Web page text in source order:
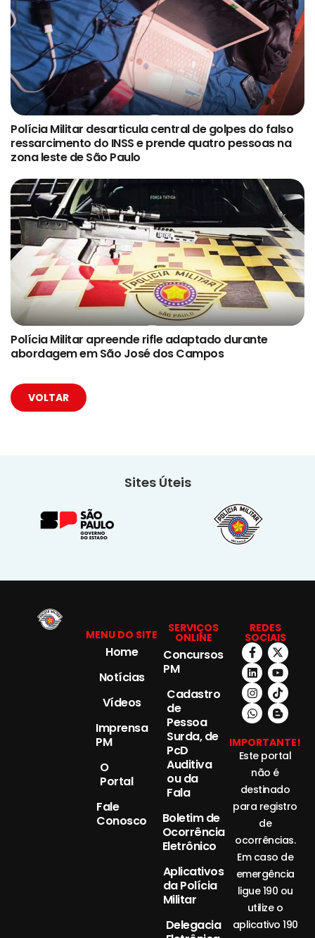
Polícia Militar desarticula central de golpes do falso
ressarcimento do INSS e prende quatro pessoas na
zona leste de São Paulo
Polícia Militar apreende rifle adaptado durante
abordagem em São José dos Campos
VOLTAR
Sites Úteis
MENU DO SITE
Home
Notícias
Vídeos
Imprensa
PM
O
Portal
Fale
Conosco
SERVIÇOS
ONLINE
Concursos
PM
Cadastro
de
Pessoa
Surda, de
PcD
Auditiva
ou da
Fala
Boletim de
Ocorrência
Eletrônico
Aplicativos
da Polícia
Militar
Delegacia
REDES
SOCIAIS
IMPORTANTE!
Este portal
não é
destinado
para registro
de
ocorrências.
Em caso de
emergência
ligue 190 ou
utilize o
aplicativo 190